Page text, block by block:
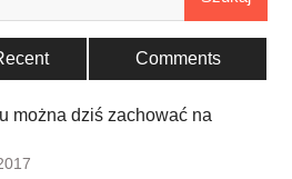
Comments
można dziś zachować na